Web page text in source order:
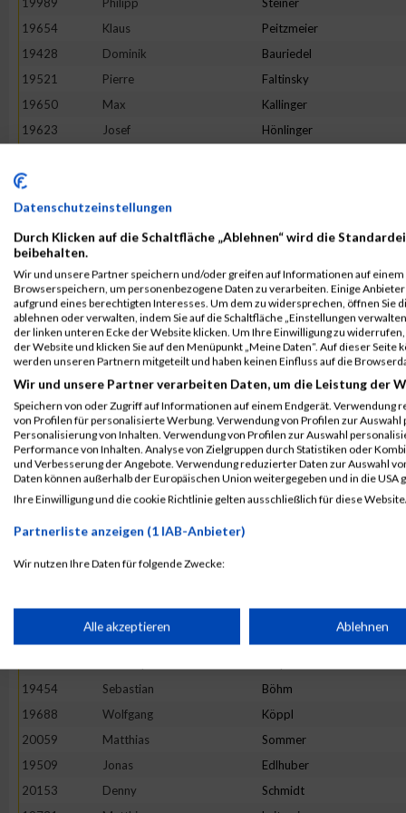
19654
Klaus Peitzmeier
19428
Dominik Bauriedel
19521
Pierre Faltinsky
19650
Max Kallinger
19623
Josef Hönlinger
19513
19660
Adrian
19467
Oliver Brutschy
19479
19794
Dino Morelli
19526
Michael Fink
19544
Klaus Gasteiger
20084
Marco Zielske
19642
Michael Jaumann
19868
Dirk Riedel
19857
Oliver-Kersten Raab
19626
Roland Hösl
19463
Christoph Breitner
19621
Volker
19581
Uwe
20138
Florian Nöther
Christian
19454
Sebastian Böhm
19688
Wolfgang Köppl
20059
Matthias Sommer
19509
Jonas Edlhuber
20153
Denny Schmidt
Datenschutzeinstellungen
Durch Klicken auf die Schaltfläche „Ablehnen“ wird die
beibehalten.
Wir und unsere Partner speichern und/oder greifen auf Informationen auf einem
Browserspeichern, um personenbezogene Daten zu verarbeiten. Einige
aufgrund eines berechtigten Interesses. Um dem zu widersprechen, öffnen Sie
ablehnen oder verwalten, indem Sie auf die Schaltfläche „Einstellungen
der linken unteren Ecke der Website klicken. Um Ihre Einwilligung zu
der Website und klicken Sie auf den Menüpunkt „Meine Daten“. Auf dieser
werden unseren Partnern mitgeteilt und haben keinen Einfluss auf die
Wir und unsere Partner verarbeiten Daten, um die Leistung der
Speichern von oder Zugriff auf Informationen auf einem Endgerät. Verwendung
von Profilen für personalisierte Werbung. Verwendung von Profilen zur
Personalisierung von Inhalten. Verwendung von Profilen zur Auswahl
Performance von Inhalten. Analyse von Zielgruppen durch Statistiken oder
und Verbesserung der Angebote. Verwendung reduzierter Daten zur Auswahl
Daten können außerhalb der Europäischen Union weitergegeben und in die USA
Ihre Einwilligung und die cookie Richtlinie gelten ausschließlich für diese
Partnerliste anzeigen (1 IAB-Anbieter)
Wir nutzen Ihre Daten für folgende Zwecke:
Speichern von oder Zugriff auf Informationen auf einem
Erstellung von Profilen für personalisierte Werbung
Verwendung von Profilen zur Auswahl personalisierter Werbung
Alle akzeptieren Ablehnen